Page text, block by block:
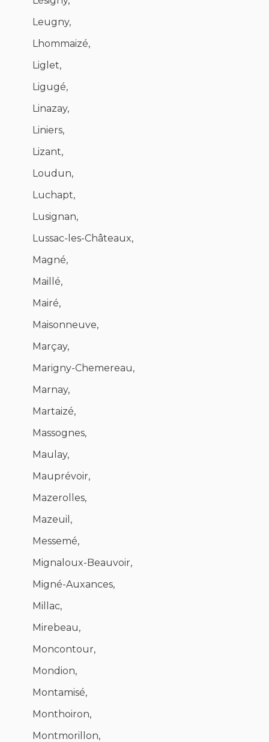
Leugny,
Lhommaizé,
Liglet,
Ligugé,
Linazay,
Liniers,
Lizant,
Loudun,
Luchapt,
Lusignan,
Lussac-les-Châteaux,
Magné,
Maillé,
Mairé,
Maisonneuve,
Marçay,
Marigny-Chemereau,
Marnay,
Martaizé,
Massognes,
Maulay,
Mauprévoir,
Mazerolles,
Mazeuil,
Messemé,
Mignaloux-Beauvoir,
Migné-Auxances,
Millac,
Mirebeau,
Moncontour,
Mondion,
Montamisé,
Monthoiron,
Montmorillon,